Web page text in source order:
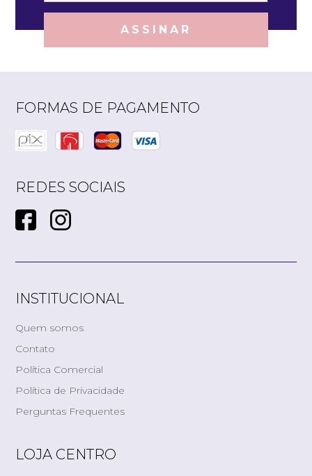
ASSINAR
FORMAS DE PAGAMENTO
REDES SOCIAIS
INSTITUCIONAL
Quem somos
Contato
Política Comercial
Política de Privacidade
Perguntas Frequentes
LOJA CENTRO